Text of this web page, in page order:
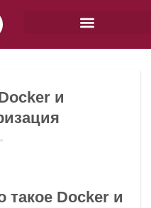
и
такое Docker и